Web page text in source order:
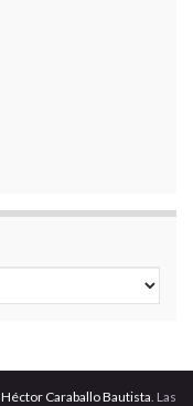
Héctor Caraballo Bautista . Las